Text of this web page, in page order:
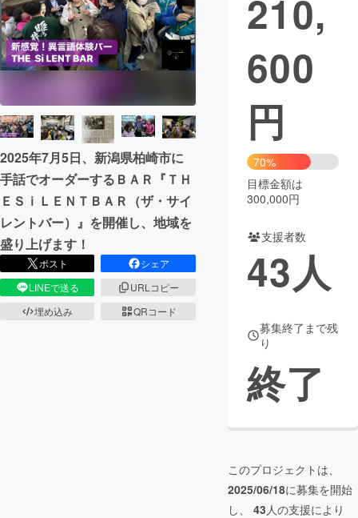
テクノロジー・ガジェット ゲーム・サ
映像・映画
まちづくり・地域活性化
CAMPFIRE for Social Good
CAMPFIRE Creation
CAMPFIREふるさと納税 machi-ya コミュニティ
2025年7月5日、新潟県柏崎市に
手話でオーダーするＢＡＲ『ＴＨ
ＥＳｉＬＥＮＴＢＡＲ（ザ・サイ
レントバー）』を開催し、地域を
盛り上げます！
ポスト
シェア
LINEで送る
URLコピー
埋め込み
QRコード
210,
600
円
70%
目標金額は
300,000円
支援者数
43人
募集終了まで残
り
終了
このプロジェクトは、
2025/06/18に募集を開始
し、 43人の支援により